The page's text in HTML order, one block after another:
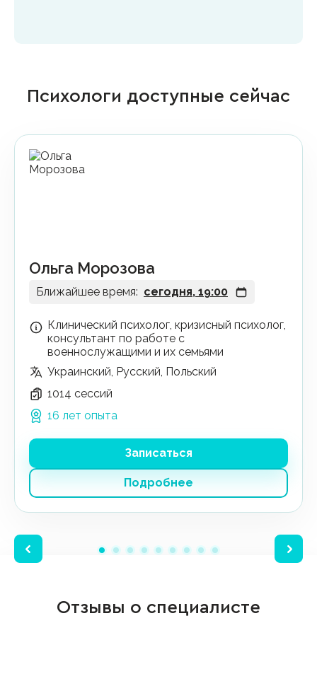
Психологи доступные сейчас
Ольга Морозова
Ближайшее время: сегодня, 19:00
Клинический психолог, кризисный психолог,
консультант по работе с
военнослужащими и их семьями
Украинский, Русский, Польский
1014 сессий
16 лет опыта
Подробнее
Записаться
Отзывы о специалисте